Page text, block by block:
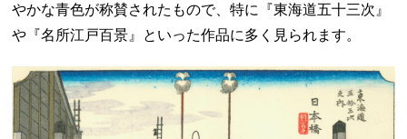
やかな青色が称賛されたもので、特に『東海道五十三次』
や『名所江戸百景』といった作品に多く見られます。